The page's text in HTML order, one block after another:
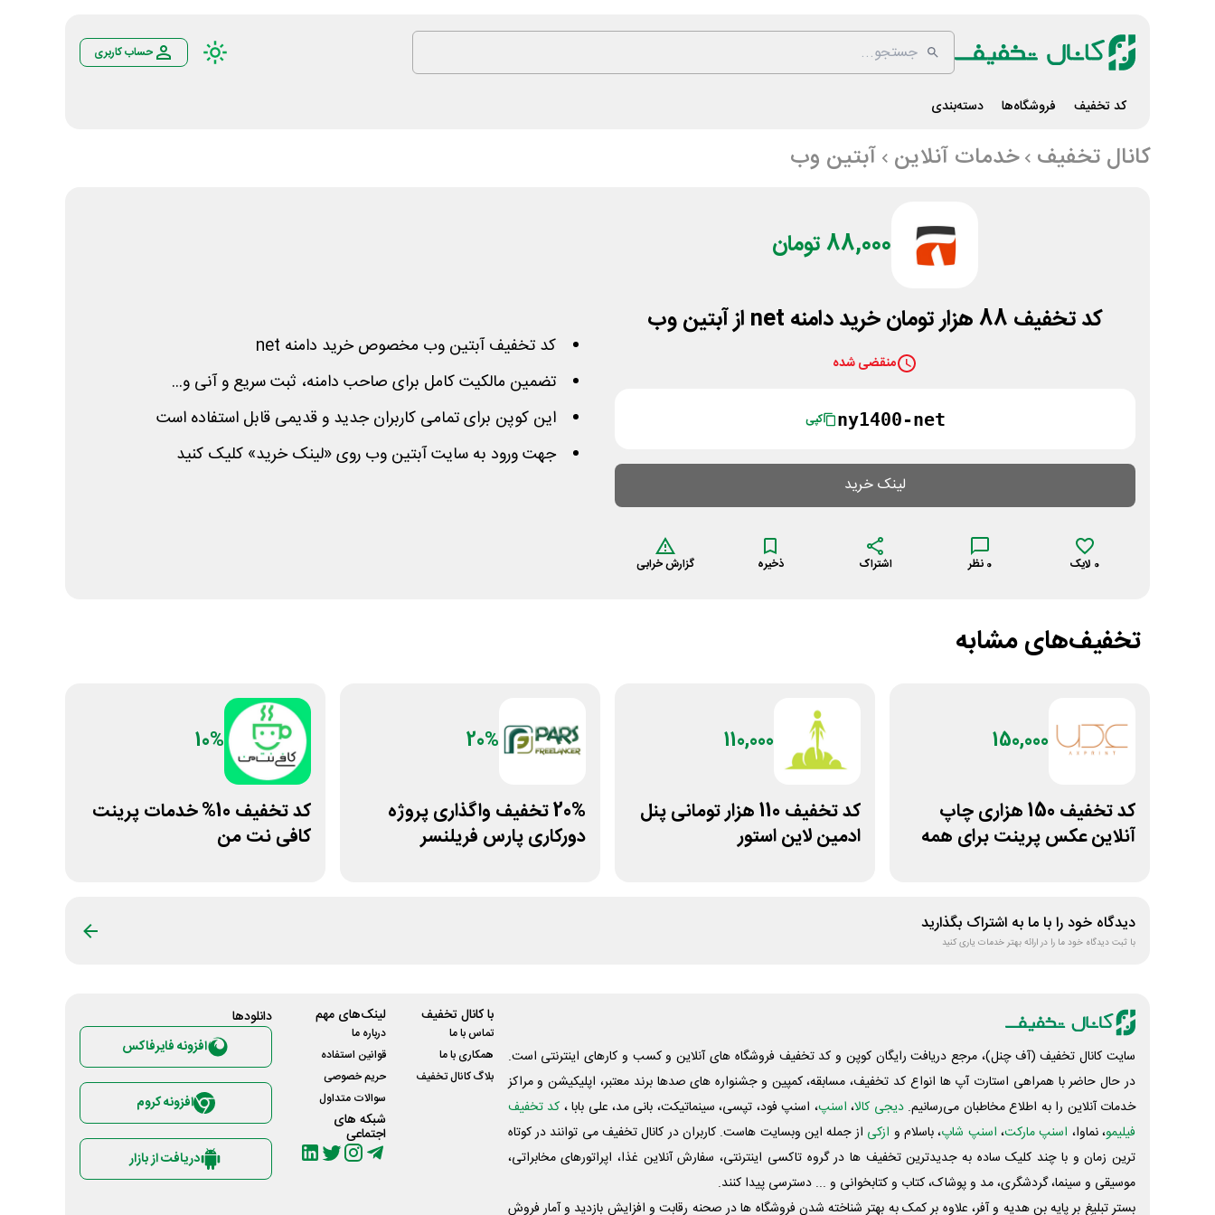
حساب کاربری
کد تخفیف فروشگاه‌ها دسته‌بندی
کانال تخفیف خدمات آنلاین آبتین وب
88,000 تومان
کد تخفیف 88 هزار تومان خرید دامنه net از آبتین وب
منقضی شده
ny1400-net کپی
لینک خرید
0 لایک 0 نظر اشتراک ذخیره گزارش خرابی
کد تخفیف آبتین وب مخصوص خرید دامنه net
تضمین مالكیت كامل برای صاحب دامنه، ثبت سریع و آنی و...
این کوپن برای تمامی کاربران جدید و قدیمی قابل استفاده است
جهت ورود به سایت آبتین وب روی «لینک خرید» کلیک کنید
تخفیف‌های مشابه
150,000
کد تخفیف 150 هزاری چاپ
آنلاین عکس پرینت برای همه
110,000
کد تخفیف 110 هزار تومانی پنل
ادمین لاین استور
20%
20% تخفیف واگذاری پروژه
دورکاری پارس فریلنسر
10%
کد تخفیف 10% خدمات پرینت
کافی نت من
دیدگاه خود را با ما به اشتراک بگذارید
با ثبت دیدگاه خود ما را در ارائه بهتر خدمات یاری کنید
سایت کانال تخفیف (آف چنل)، مرجع دریافت رایگان کوپن و کد تخفیف فروشگاه های آنلاین و کسب و‌ کارهای اینترنتی است.
در حال حاضر با همراهی استارت آپ ها انواع کد تخفیف، مسابقه، کمپین و جشنواره های صدها برند معتبر، اپلیکیشن و مراکز
خدمات آنلاین را به اطلاع مخاطبان می‌رسانیم. دیجی کالا، اسنپ، اسنپ فود، تپسی، سینماتیکت، بانی مد، علی‌ بابا ، کد تخفیف
فیلیمو، نماوا، اسنپ مارکت، اسنپ شاپ، باسلام و ازکی از جمله این وبسایت ‌هاست. کاربران در کانال تخفیف می توانند در کوتاه
ترین زمان و با چند کلیک ساده به جدیدترین تخفیف ها در گروه تاکسی اینترنتی، سفارش آنلاین غذا، اپراتورهای مخابراتی،
موسیقی و سینما، گردشگری، مد و پوشاک، کتاب و کتابخوانی و ... دسترسی پیدا کنند.
بستر تبلیغ بر پایه بن هدیه و آفر، علاوه بر کمک به بهتر شناخته شدن فروشگاه ها در صحنه رقابت و افزایش بازدید و آمار فروش
با کانال تخفیف
تماس با ما
همکاری با ما
بلاگ کانال تخفیف
لینک‌های مهم
درباره ما
قوانین استفاده
حریم خصوصی
سوالات متداول
شبکه های
اجتماعی
دانلود‌ها
افزونه فایرفاکس
افزونه کروم
دریافت از بازار